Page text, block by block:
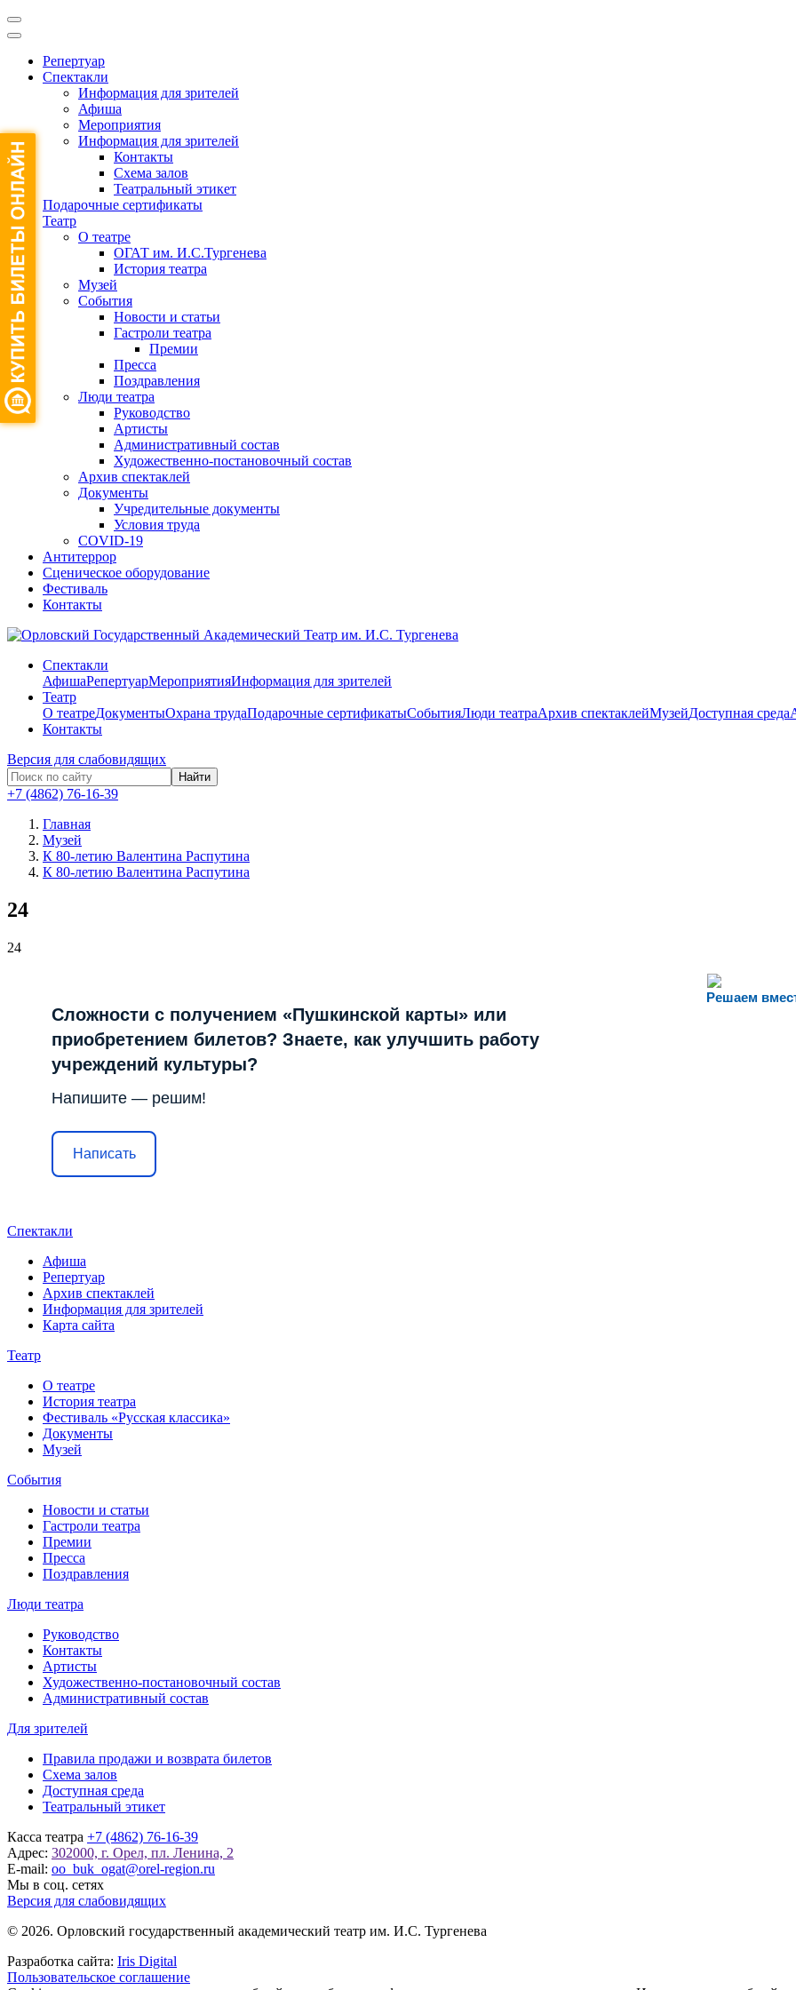
Репертуар
Спектакли
Информация для зрителей
Афиша
Мероприятия
Информация для зрителей
Контакты
Схема залов
Театральный этикет
Подарочные сертификаты
Театр
О театре
ОГАТ им. И.С.Тургенева
История театра
Музей
События
Новости и статьи
Гастроли театра
Премии
Пресса
Поздравления
Люди театра
Руководство
Артисты
Административный состав
Художественно-постановочный состав
Архив спектаклей
Документы
Учредительные документы
Условия труда
COVID-19
Антитеррор
Сценическое оборудование
Фестиваль
Контакты
Спектакли
АфишаРепертуарМероприятияИнформация для зрителей
Театр
О театреДокументыОхрана трудаПодарочные сертификатыСобытияЛюди театраАрхив спектаклейМузейДоступная среда
Контакты
Версия для слабовидящих
Найти
+7 (4862) 76-16-39
Главная
Музей
К 80-летию Валентина Распутина
К 80-летию Валентина Распутина
24
24
Решаем
Сложности с получением «Пушкинской карты» или
приобретением билетов? Знаете, как улучшить работу
учреждений культуры?
Напишите — решим!
Написать
Спектакли
Афиша
Репертуар
Архив спектаклей
Информация для зрителей
Карта сайта
Театр
О театре
История театра
Фестиваль «Русская классика»
Документы
Музей
События
Новости и статьи
Гастроли театра
Премии
Пресса
Поздравления
Люди театра
Руководство
Контакты
Артисты
Художественно-постановочный состав
Административный состав
Для зрителей
Правила продажи и возврата билетов
Схема залов
Доступная среда
Театральный этикет
Касса театра +7 (4862) 76-16-39
Адрес: 302000, г. Орел, пл. Ленина, 2
E-mail: oo_buk_ogat@orel-region.ru
Мы в соц. сетях
Версия для слабовидящих
© 2026. Орловский государственный академический театр им. И.С. Тургенева
Разработка сайта: Iris Digital
Пользовательское соглашение